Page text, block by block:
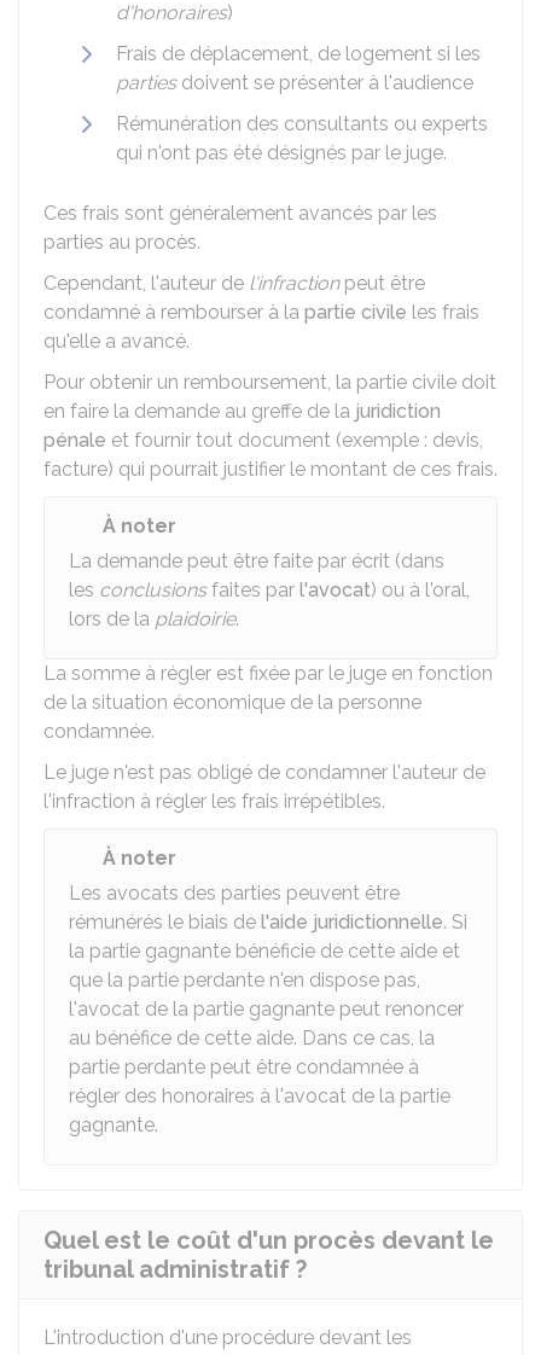
d'honoraires)
Frais de déplacement, de logement si les
partiesdoivent se présenter à l'audience
Rémunération des consultants ou experts
qui n'ont pas été désignés par le juge.
Ces frais sont généralement avancés par les
parties au procès.
Cependant, l'auteur de l'infractionpeut être
condamné à rembourser à la partie civile les frais
qu'elle a avancé.
Pour obtenir un remboursement, la partie civile doit
en faire la demande au greffe de la juridiction
pénale et fournir tout document (exemple : devis,
facture) qui pourrait justifier le montant de ces frais.
À noter
La demande peut être faite par écrit (dans
les conclusionsfaites par l'avocat) ou à l'oral,
lors de la plaidoirie.
La somme à régler est fixée par le juge en fonction
de la situation économique de la personne
condamnée.
Le juge n'est pas obligé de condamner l'auteur de
l'infraction à régler les frais irrépétibles.
À noter
Les avocats des parties peuvent être
rémunérés le biais de l'aide juridictionnelle. Si
la partie gagnante bénéficie de cette aide et
que la partie perdante n'en dispose pas,
l'avocat de la partie gagnante peut renoncer
au bénéfice de cette aide. Dans ce cas, la
partie perdante peut être condamnée à
régler des honoraires à l'avocat de la partie
gagnante.
Quel est le coût d'un procès devant le
tribunal administratif ?
L'introduction d'une procédure devant les